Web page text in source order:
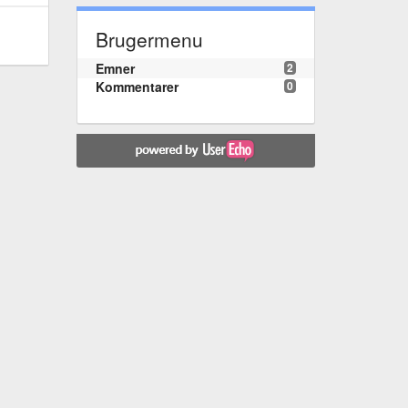
Brugermenu
2
Emner
0
Kommentarer